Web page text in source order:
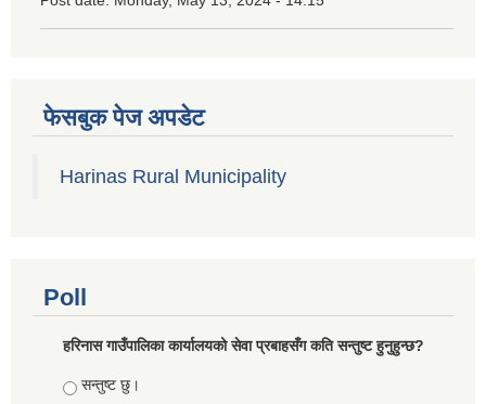
फेसबुक पेज अपडेट
Harinas Rural Municipality
Poll
हरिनास गाउँपालिका कार्यालयको सेवा प्रबाहसँग कति सन्तुष्ट हुनुहुन्छ?
Choices
सन्तुष्ट छु।